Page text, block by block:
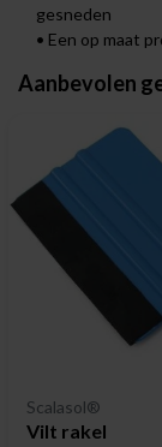
gesneden
• Een op maat
Aanbevolen
Scalasol®
Vilt rakel